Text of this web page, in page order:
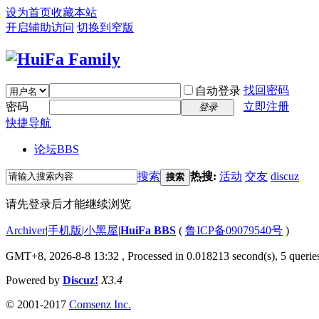
设为首页收藏本站
开启辅助访问 切换到窄版
自动登录 找回密码
密码
登录
立即注册
快捷导航
论坛BBS
搜索 搜索 热搜: 活动 交友 discuz
请先登录后才能继续浏览
Archiver|手机版|小黑屋|HuiFa BBS ( 鲁ICP备09079540号 )
GMT+8, 2026-8-8 13:32 , Processed in 0.018213 second(s), 5
Powered by Discuz! X3.4
© 2001-2017 Comsenz Inc.